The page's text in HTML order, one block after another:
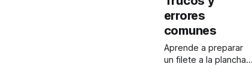
errores
comunes
Aprende a preparar
un filete a la plancha